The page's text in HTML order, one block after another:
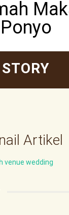
STORY
Artikel